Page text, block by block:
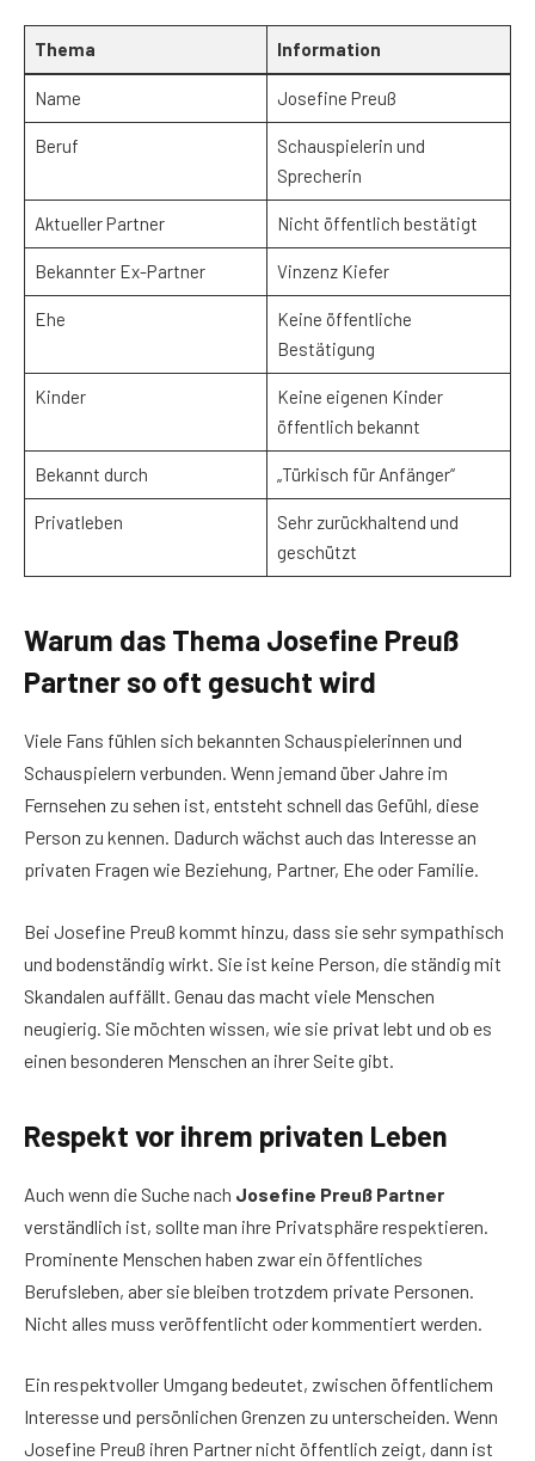
Thema Information
Name Josefine Preuß
Beruf
Schauspielerin und
Sprecherin
Aktueller Partner Nicht öffentlich bestätigt
Bekannter Ex-Partner Vinzenz Kiefer
Ehe
Keine öffentliche
Bestätigung
Kinder
Keine eigenen Kinder
öffentlich bekannt
Bekannt durch „Türkisch für Anfänger“
Privatleben
Sehr zurückhaltend und
geschützt
Warum das Thema Josefine Preuß
Partner so oft gesucht wird
Viele Fans fühlen sich bekannten Schauspielerinnen und
Schauspielern verbunden. Wenn jemand über Jahre im
Fernsehen zu sehen ist, entsteht schnell das Gefühl, diese
Person zu kennen. Dadurch wächst auch das Interesse an
privaten Fragen wie Beziehung, Partner, Ehe oder Familie.
Bei Josefine Preuß kommt hinzu, dass sie sehr sympathisch
und bodenständig wirkt. Sie ist keine Person, die ständig mit
Skandalen auffällt. Genau das macht viele Menschen
neugierig. Sie möchten wissen, wie sie privat lebt und ob es
einen besonderen Menschen an ihrer Seite gibt.
Respekt vor ihrem privaten Leben
Auch wenn die Suche nach Josefine Preuß Partner
verständlich ist, sollte man ihre Privatsphäre respektieren.
Prominente Menschen haben zwar ein öffentliches
Berufsleben, aber sie bleiben trotzdem private Personen.
Nicht alles muss veröffentlicht oder kommentiert werden.
Ein respektvoller Umgang bedeutet, zwischen öffentlichem
Interesse und persönlichen Grenzen zu unterscheiden. Wenn
Josefine Preuß ihren Partner nicht öffentlich zeigt, dann ist